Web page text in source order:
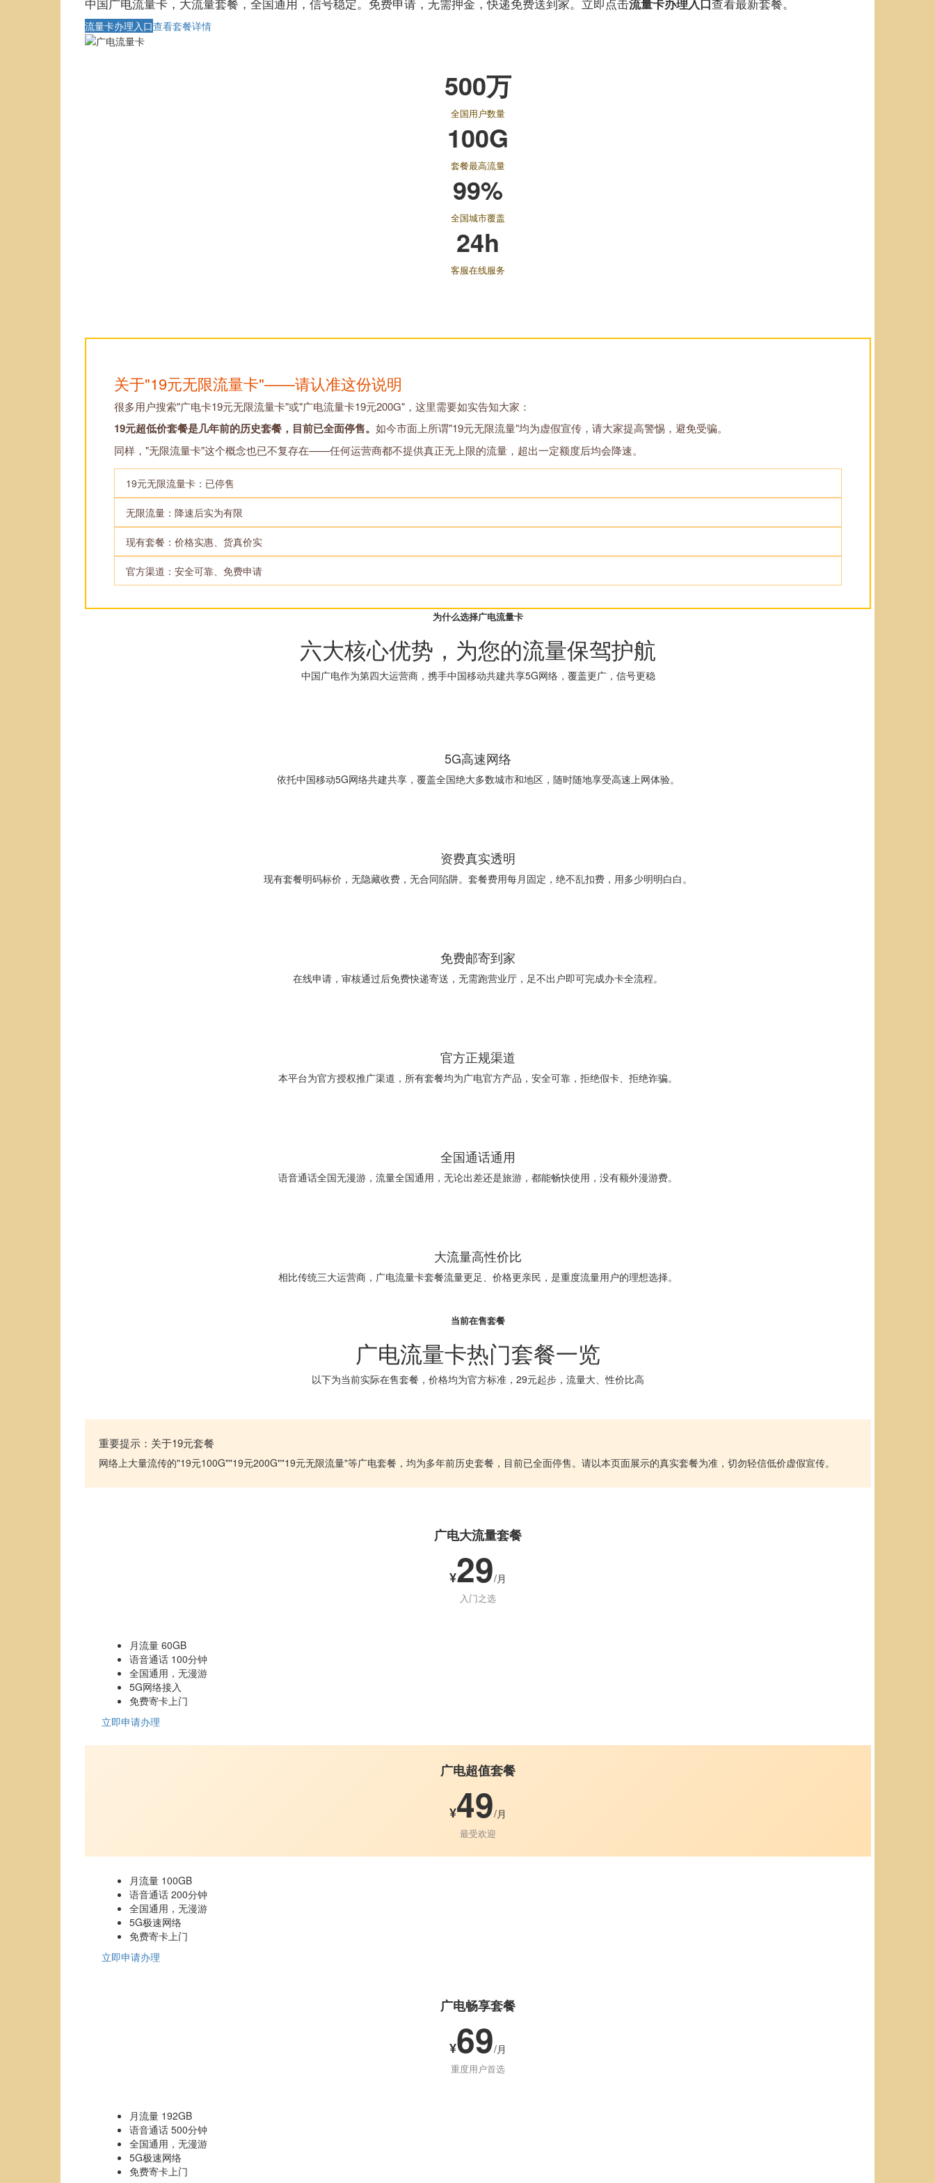
流量卡办理入口
流量卡办理入口查看套餐详情
500万
全国用户数量
100G
套餐最高流量
99%
全国城市覆盖
24h
客服在线服务
关于"19元无限流量卡"——请认准这份说明
很多用户搜索"广电卡19元无限流量卡"或"广电流量卡19元200G"，这里需要如实告知大家：
19元超低价套餐是几年前的历史套餐，目前已全面停售。 如今市面上所谓"19元无限流量"均为虚假宣传，请大家提高警惕，避免受骗。
同样，"无限流量卡"这个概念也已不复存在——任何运营商都不提供真正无上限的流量，超出一定额度后均会降速。
19元无限流量卡：已停售
无限流量：降速后实为有限
现有套餐：价格实惠、货真价实
官方渠道：安全可靠、免费申请
为什么选择广电流量卡
六大核心优势，为您的流量保驾护航
中国广电作为第四大运营商，携手中国移动共建共享5G网络，覆盖更广，信号更稳
5G高速网络
依托中国移动5G网络共建共享，覆盖全国绝大多数城市和地区，随时随地享受高速上网体验。
资费真实透明
现有套餐明码标价，无隐藏收费，无合同陷阱。套餐费用每月固定，绝不乱扣费，用多少明明白白。
免费邮寄到家
在线申请，审核通过后免费快递寄送，无需跑营业厅，足不出户即可完成办卡全流程。
官方正规渠道
本平台为官方授权推广渠道，所有套餐均为广电官方产品，安全可靠，拒绝假卡、拒绝诈骗。
全国通话通用
语音通话全国无漫游，流量全国通用，无论出差还是旅游，都能畅快使用，没有额外漫游费。
大流量高性价比
相比传统三大运营商，广电流量卡套餐流量更足、价格更亲民，是重度流量用户的理想选择。
当前在售套餐
广电流量卡热门套餐一览
以下为当前实际在售套餐，价格均为官方标准，29元起步，流量大、性价比高
重要提示：关于19元套餐
网络上大量流传的"19元100G""19元200G""19元无限流量"等广电套餐，均为多年前历史套餐，目前已全面停售。请以本页面展示的真实套餐为准，切勿轻信低价虚假宣传。
广电大流量套餐
¥29/月
入门之选
月流量 60GB
语音通话 100分钟
全国通用，无漫游
5G网络接入
免费寄卡上门
立即申请办理
广电超值套餐
¥49/月
最受欢迎
月流量 100GB
语音通话 200分钟
全国通用，无漫游
5G极速网络
免费寄卡上门
立即申请办理
广电畅享套餐
¥69/月
重度用户首选
月流量 192GB
语音通话 500分钟
全国通用，无漫游
5G极速网络
免费寄卡上门